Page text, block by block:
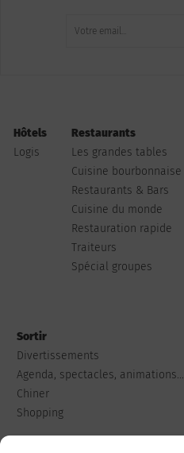
Hôtels
Logis
Restaurants
Les grandes tables
Cuisine bourbonnaise
Restaurants & Bars
Cuisine du monde
Restauration rapide
Traiteurs
Spécial groupes
Sortir
Divertissements
Agenda, spectacles, animations...
Chiner
Shopping